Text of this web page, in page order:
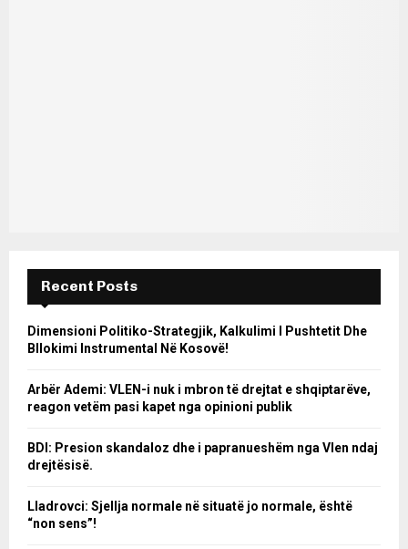
Recent Posts
Dimensioni Politiko-Strategjik, Kalkulimi I Pushtetit Dhe
Bllokimi Instrumental Në Kosovë!
Arbër Ademi: VLEN-i nuk i mbron të drejtat e shqiptarëve,
reagon vetëm pasi kapet nga opinioni publik
BDI: Presion skandaloz dhe i papranueshëm nga Vlen ndaj
drejtësisë.
Lladrovci: Sjellja normale në situatë jo normale, është
“non sens”!